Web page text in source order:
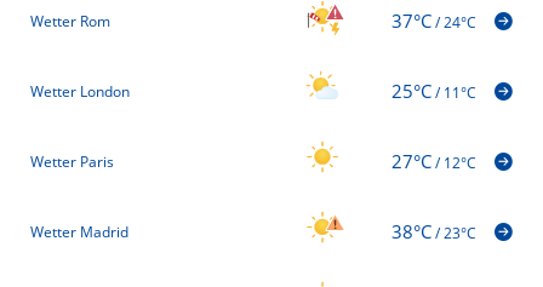
Wetter Rom 37°C/24°C
Wetter London 25°C/11°C
Wetter Paris 27°C/12°C
Wetter Madrid 38°C/23°C